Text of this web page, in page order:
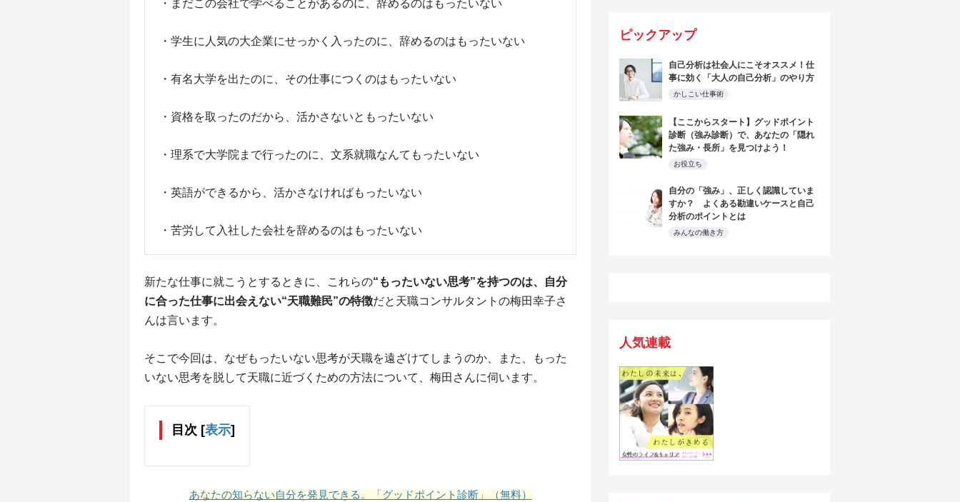
・まだこの会社で学べることがあるのに、辞めるのはもったいない
・学生に人気の大企業にせっかく入ったのに、辞めるのはもったいない
・有名大学を出たのに、その仕事につくのはもったいない
・資格を取ったのだから、活かさないともったいない
・理系で大学院まで行ったのに、文系就職なんてもったいない
・英語ができるから、活かさなければもったいない
・苦労して入社した会社を辞めるのはもったいない
新たな仕事に就こうとするときに、これらの“もったいない思考”を持つのは、自分
に合った仕事に出会えない“天職難民”の特徴だと天職コンサルタントの梅田幸子さ
んは言います。
そこで今回は、なぜもったいない思考が天職を遠ざけてしまうのか、また、もった
いない思考を脱して天職に近づくための方法について、梅田さんに伺います。
目次 [表示]
あなたの知らない自分を発見できる。「グッドポイント診断」（無料）
ピックアップ
自己分析は社会人にこそオススメ！仕
事に効く「大人の自己分析」のやり方
かしこい仕事術
【ここからスタート】グッドポイント
診断（強み診断）で、あなたの「隠れ
た強み・長所」を見つけよう！
お役立ち
自分の「強み」、正しく認識していま
すか？ よくある勘違いケースと自己
分析のポイントとは
みんなの働き方
人気連載